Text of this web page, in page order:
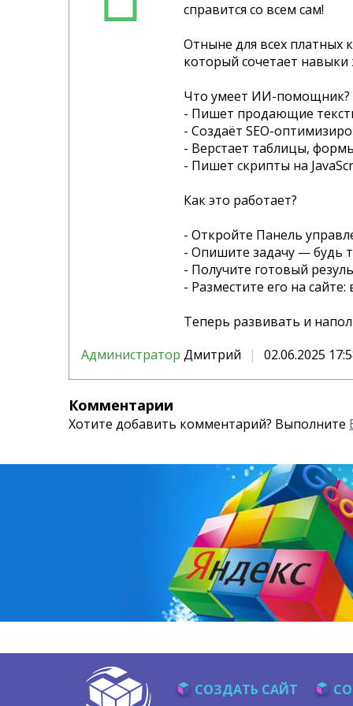
справится со всем сам!
Отныне для всех платных
который сочетает навыки
Что умеет ИИ-помощник?
- Пишет продающие
- Создаёт SEO-
- Верстает таблицы,
- Пишет скрипты на
Как это работает?
- Откройте Панель
- Опишите задачу — будь
- Получите готовый
- Разместите его на
Теперь развивать и
Администратор Дмитрий 02.06.2025
Комментарии
Хотите добавить комментарий? Выполните
СОЗДАТЬ САЙТ